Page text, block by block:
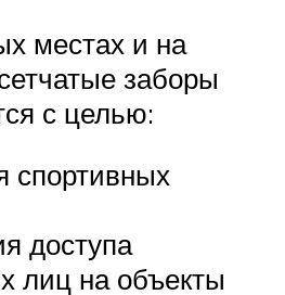
местах и на
заборы
с целью:
спортивных
доступа
лиц на объекты